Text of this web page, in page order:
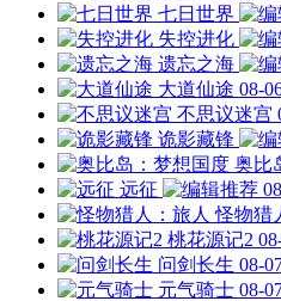
七日世界
失控进化
遗忘之海
大道仙途 08-
不思议迷宫
诡影藏锋
奥比
远征
怪物猎
桃花源记2
问剑长生 08-
元气骑士 08-